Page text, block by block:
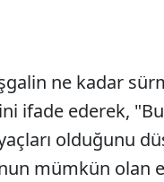
ne kadar
ifade ederek,
olduğunu
mümkün olan